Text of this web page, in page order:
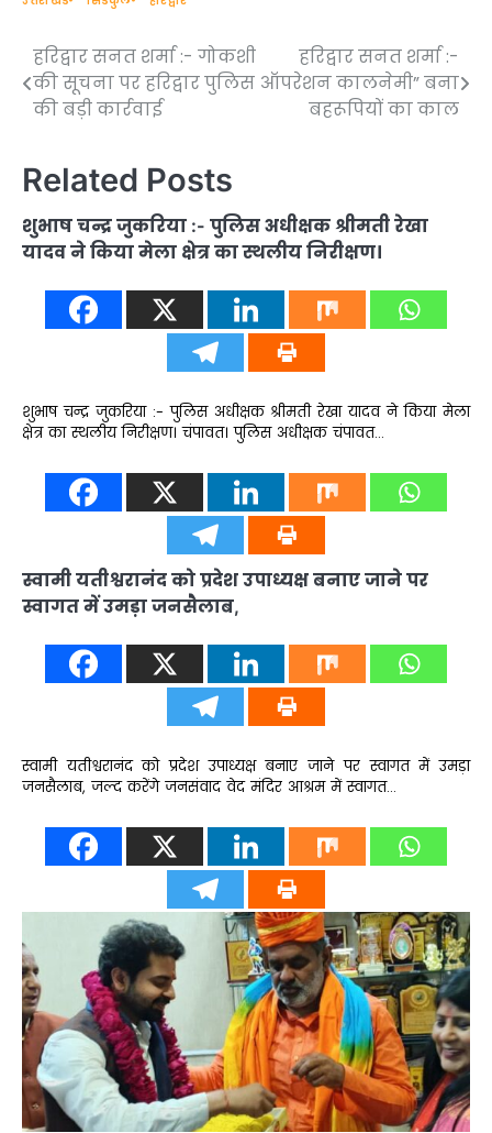
Post
navigation
हरिद्वार सनत शर्मा :- गोकशी
की सूचना पर हरिद्वार पुलिस
की बड़ी कार्रवाई
हरिद्वार सनत शर्मा :-
ऑपरेशन कालनेमी” बना
बहरूपियों का काल
Related Posts
शुभाष चन्द्र जुकरिया :- पुलिस अधीक्षक श्रीमती रेखा
यादव ने किया मेला क्षेत्र का स्थलीय निरीक्षण।
शुभाष चन्द्र जुकरिया :- पुलिस अधीक्षक श्रीमती रेखा यादव ने किया मेला
क्षेत्र का स्थलीय निरीक्षण। चंपावत। पुलिस अधीक्षक चंपावत…
स्वामी यतीश्वरानंद को प्रदेश उपाध्यक्ष बनाए जाने पर
स्वागत में उमड़ा जनसैलाब,
स्वामी यतीश्वरानंद को प्रदेश उपाध्यक्ष बनाए जाने पर स्वागत में उमड़ा
जनसैलाब, जल्द करेंगे जनसंवाद वेद मंदिर आश्रम में स्वागत…